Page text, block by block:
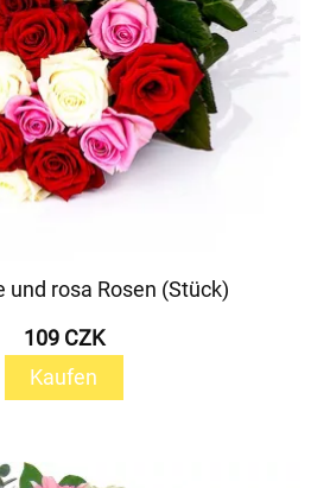
und rosa Rosen (Stück)
109 CZK
Kaufen